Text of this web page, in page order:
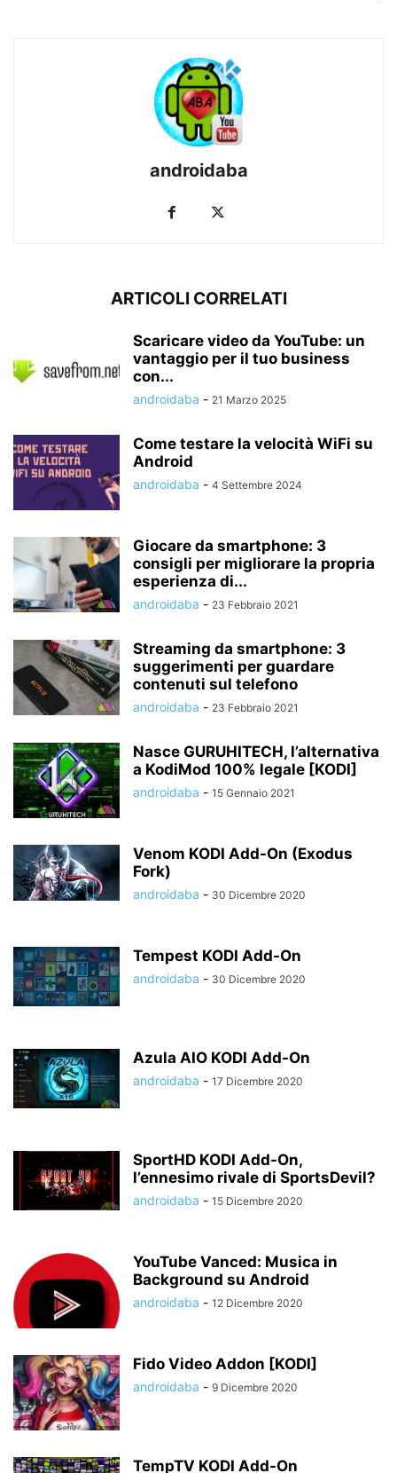
androidaba
ARTICOLI CORRELATI
Scaricare video da YouTube: un
vantaggio per il tuo business
con...
androidaba - 21 Marzo 2025
Come testare la velocità WiFi su
Android
androidaba - 4 Settembre 2024
Giocare da smartphone: 3
consigli per migliorare la propria
esperienza di...
androidaba - 23 Febbraio 2021
Streaming da smartphone: 3
suggerimenti per guardare
contenuti sul telefono
androidaba - 23 Febbraio 2021
Nasce GURUHITECH, l’alternativa
a KodiMod 100% legale [KODI]
androidaba - 15 Gennaio 2021
Venom KODI Add-On (Exodus
Fork)
androidaba - 30 Dicembre 2020
Tempest KODI Add-On
androidaba - 30 Dicembre 2020
Azula AIO KODI Add-On
androidaba - 17 Dicembre 2020
SportHD KODI Add-On,
l’ennesimo rivale di SportsDevil?
androidaba - 15 Dicembre 2020
YouTube Vanced: Musica in
Background su Android
androidaba - 12 Dicembre 2020
Fido Video Addon [KODI]
androidaba - 9 Dicembre 2020
TempTV KODI Add-On